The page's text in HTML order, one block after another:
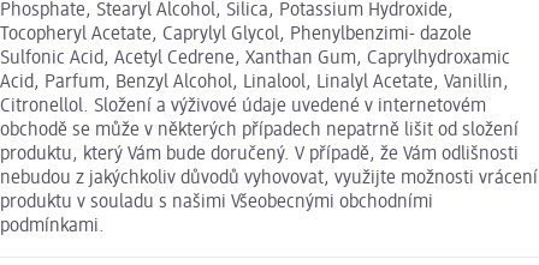
Phosphate, Stearyl Alcohol, Silica, Potassium Hydroxide,
Tocopheryl Acetate, Caprylyl Glycol, Phenylbenzimi- dazole
Sulfonic Acid, Acetyl Cedrene, Xanthan Gum, Caprylhydroxamic
Acid, Parfum, Benzyl Alcohol, Linalool, Linalyl Acetate, Vanillin,
Citronellol. Složení a výživové údaje uvedené v internetovém
obchodě se může v některých případech nepatrně lišit od složení
produktu, který Vám bude doručený. V případě, že Vám odlišnosti
nebudou z jakýchkoliv důvodů vyhovovat, využijte možnosti vrácení
produktu v souladu s našimi Všeobecnými obchodními
podmínkami.